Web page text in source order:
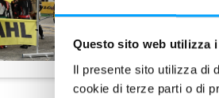
Questo sito web utilizza
Il presente sito utilizza di
cookie di terze parti o di